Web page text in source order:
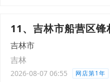
11、吉林市船营区
吉林市
吉林
2026-08-07 06:55 网店第1年